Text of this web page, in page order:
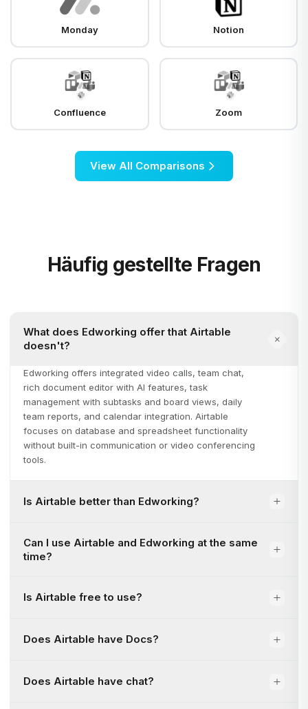
Monday Notion
Confluence Zoom
View All Comparisons
Häufig gestellte Fragen
What does Edworking offer that Airtable
doesn't?
Edworking offers integrated video calls, team chat,
rich document editor with AI features, task
management with subtasks and board views, daily
team reports, and calendar integration. Airtable
focuses on database and spreadsheet functionality
without built-in communication or video conferencing
tools.
Is Airtable better than Edworking?
Can I use Airtable and Edworking at the same
time?
Is Airtable free to use?
Does Airtable have Docs?
Does Airtable have chat?